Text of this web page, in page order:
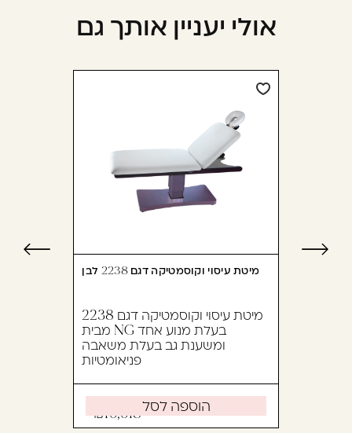
אולי יעניין אותך גם
מיטת עיסוי וקוסמטיקה דגם 2238 לבן
מיטת עיסוי וקוסמטיקה דגם 2238
מבית NG בעלת מנוע אחד
ומשענת גב בעלת משאבה
פניאומטיות
10,018הוספה לסל